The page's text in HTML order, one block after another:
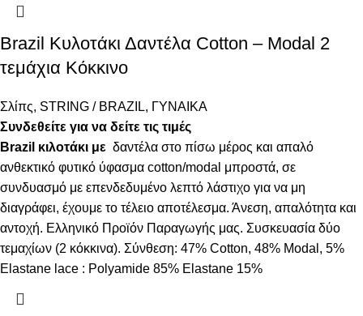
Brazil Κυλοτάκι Δαντέλα Cotton – Modal 2
τεμάχια Κόκκινο
Σλίπς, STRING / BRAZIL, ΓΥΝΑΙΚΑ
Συνδεθείτε για να δείτε τις τιμές
Brazil κιλοτάκι με δαντέλα στο πίσω μέρος και απαλό
ανθεκτικό φυτικό ύφασμα cotton/modal μπροστά, σε
συνδυασμό με επενδεδυμένο λεπτό λάστιχο για να μη
διαγράφει, έχουμε το τέλειο αποτέλεσμα. Άνεση, απαλότητα και
αντοχή. Ελληνικό Προϊόν Παραγωγής μας. Συσκευασία δύο
τεμαχίων (2 κόκκινα). Σύνθεση: 47% Cotton, 48% Modal, 5%
Elastane lace : Polyamide 85% Elastane 15%